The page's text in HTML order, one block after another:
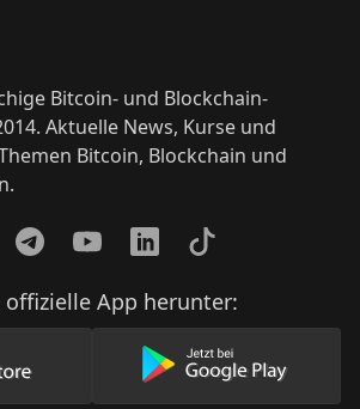
Bitcoin- und Blockchain-
Aktuelle News, Kurse und
Bitcoin, Blockchain und
TelegramYouTubeLinkedInTikTok
offizielle App herunter:
unsere App im AppStore herunter
Lade unsere